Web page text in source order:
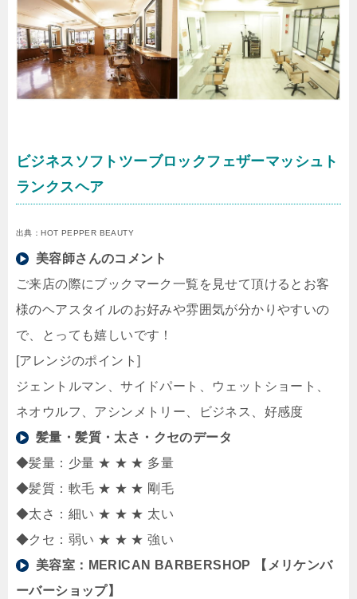
ビジネスソフトツーブロックフェザーマッシュト
ランクスヘア
出典：HOT PEPPER BEAUTY
美容師さんのコメント
ご来店の際にブックマーク一覧を見せて頂けるとお客
様のヘアスタイルのお好みや雰囲気が分かりやすいの
で、とっても嬉しいです！
[アレンジのポイント]
ジェントルマン、サイドパート、ウェットショート、
ネオウルフ、アシンメトリー、ビジネス、好感度
髪量・髪質・太さ・クセのデータ
◆髪量：少量 ★ ★ ★ 多量
◆髪質：軟毛 ★ ★ ★ 剛毛
◆太さ：細い ★ ★ ★ 太い
◆クセ：弱い ★ ★ ★ 強い
美容室： MERICAN BARBERSHOP 【メリケンバ
ーバーショップ】